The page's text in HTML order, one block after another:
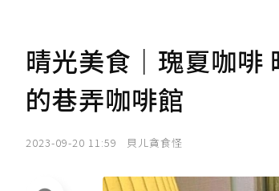
晴光美食｜瑰夏咖啡
的巷弄咖啡館
2023-09-20 11:59 貝ㄦ貪食怪